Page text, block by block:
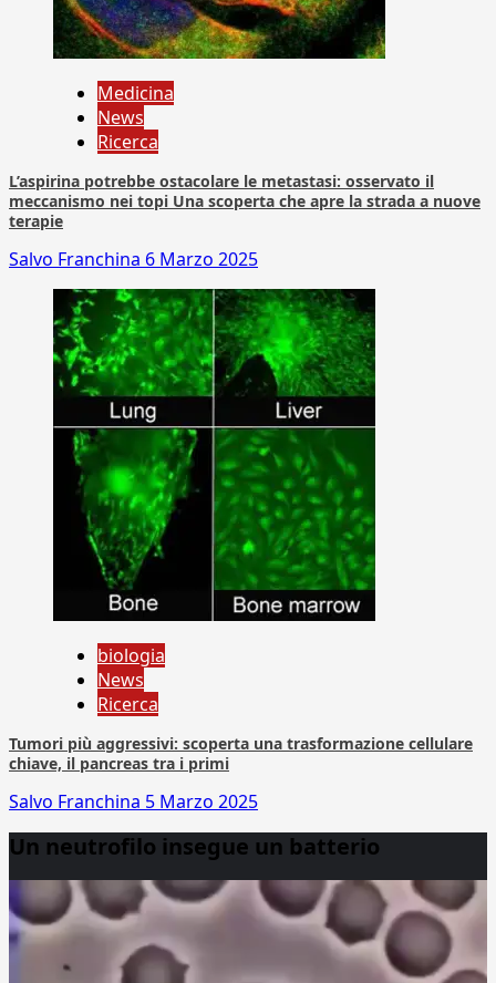
Medicina
News
Ricerca
L’aspirina potrebbe ostacolare le metastasi: osservato il
meccanismo nei topi Una scoperta che apre la strada a nuove
terapie
Salvo Franchina 6 Marzo 2025
biologia
News
Ricerca
Tumori più aggressivi: scoperta una trasformazione cellulare
chiave, il pancreas tra i primi
Salvo Franchina 5 Marzo 2025
Un neutrofilo insegue un batterio
Player